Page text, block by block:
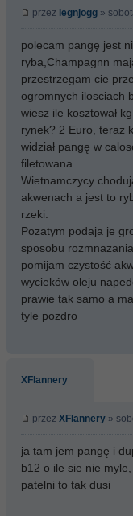
przez legnjogg »
polecam pangę jest
ryba,Champagnn
przestrzegam cie
ogromnych ilosciach
wiesz ile kosztował
rynek? 2 Euro, teraz
widział pangę w
filetowana.
Wietnamczycy
akwenach a jest to
rzeki.
Pozatym podaja je
sposobu
pomijam czystość
wycieków oleju
prawie tak samo a
tyle pozdro
XFlannery
przez XFlannery »
ja tam jem pangę i
b12 o ile sie nie
patelni to tak dusi